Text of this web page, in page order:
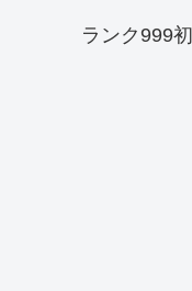
ランク999